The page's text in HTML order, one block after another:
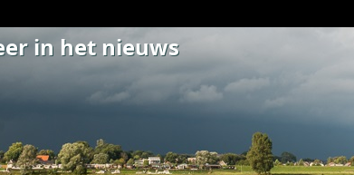
in het nieuws